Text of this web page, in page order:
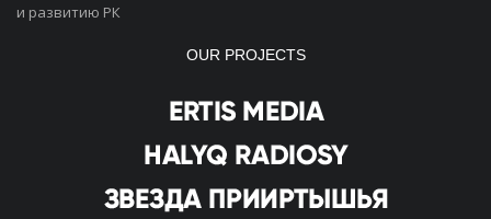
и развитию РК
OUR PROJECTS